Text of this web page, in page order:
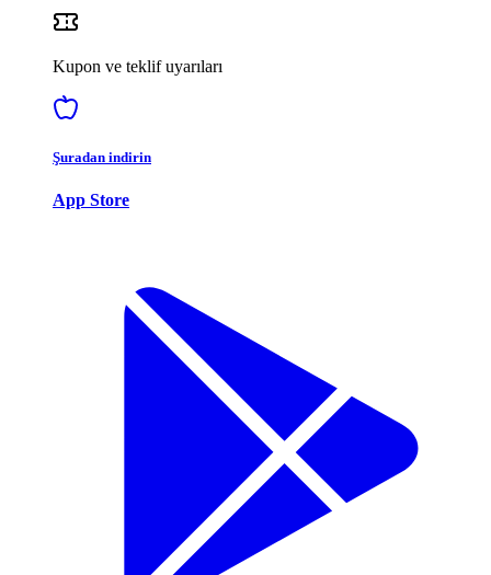
Kupon ve teklif uyarıları
Şuradan indirin
App Store